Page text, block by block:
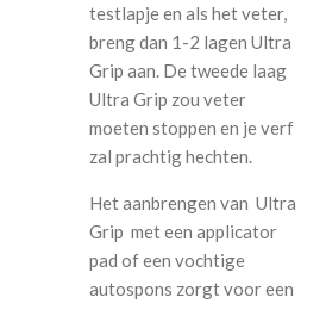
testlapje en als het veter,
breng dan 1-2 lagen Ultra
Grip aan. De tweede laag
Ultra Grip zou veter
moeten stoppen en je verf
zal prachtig hechten.
Het aanbrengen van Ultra
Grip met een applicator
pad of een vochtige
autospons zorgt voor een